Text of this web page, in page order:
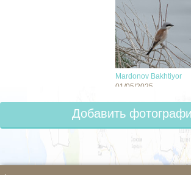
Mardonov Bakhtiyor
01/05/2025
Добавить